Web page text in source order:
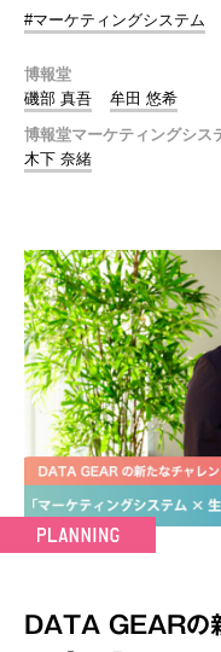
#マーケティングシステム
博報堂
磯部 真吾
牟田 悠希
博報堂マーケティングシス
木下 奈緒
DATA GEARの